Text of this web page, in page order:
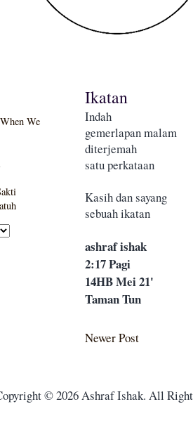
We
Ikatan
Indah
gemerlapan malam
diterjemah
satu perkataan
Kasih dan sayang
sebuah ikatan
ashraf ishak
2:17 Pagi
14HB Mei 21'
Taman Tun
Newer Post
© 2026 Ashraf Ishak. All